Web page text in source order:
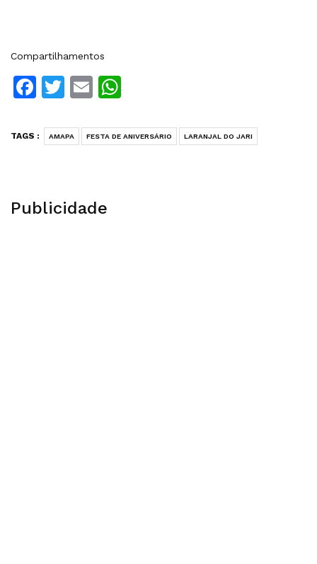
Compartilhamentos
Facebook
Twitter
Email
TAGS : AMAPA FESTA DE ANIVERSÁRIO LARANJAL DO JARI
Publicidade